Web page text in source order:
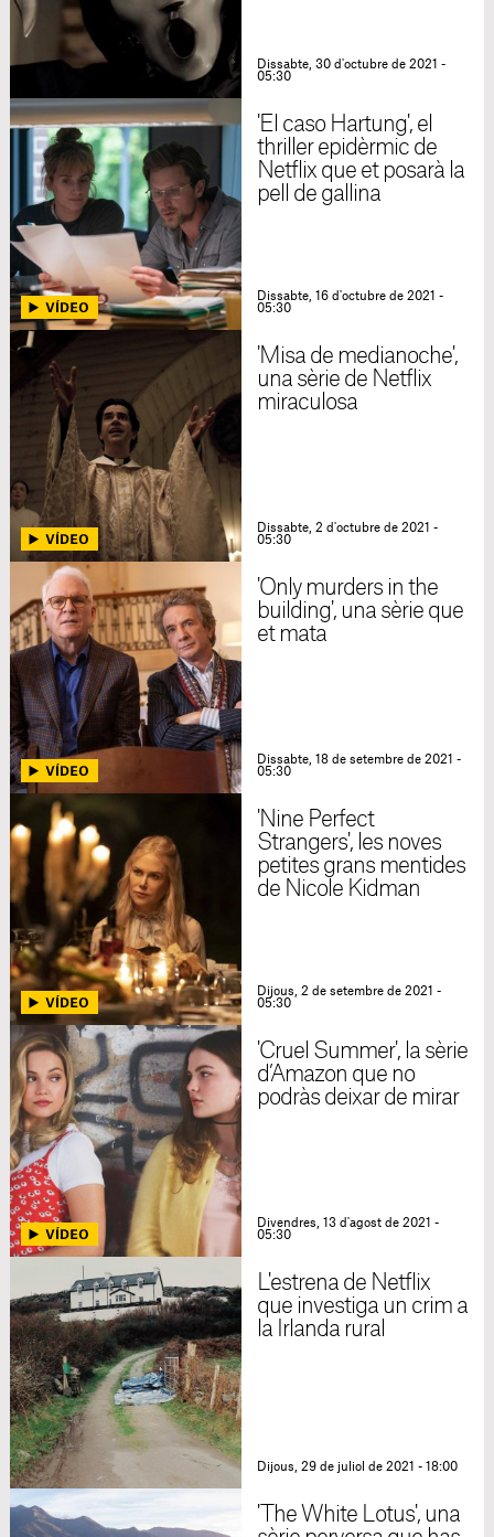
Dissabte, 30 d'octubre de 2021 -
05:30
'El caso Hartung', el
thriller epidèrmic de
Netflix que et posarà la
pell de gallina
Dissabte, 16 d'octubre de 2021 -
05:30
'Misa de medianoche',
una sèrie de Netflix
miraculosa
Dissabte, 2 d'octubre de 2021 -
05:30
'Only murders in the
building', una sèrie que
et mata
Dissabte, 18 de setembre de 2021 -
05:30
'Nine Perfect
Strangers', les noves
petites grans mentides
de Nicole Kidman
Dijous, 2 de setembre de 2021 -
05:30
'Cruel Summer', la sèrie
d’Amazon que no
podràs deixar de mirar
Divendres, 13 d'agost de 2021 -
05:30
L'estrena de Netflix
que investiga un crim a
la Irlanda rural
Dijous, 29 de juliol de 2021 - 18:00
'The White Lotus', una